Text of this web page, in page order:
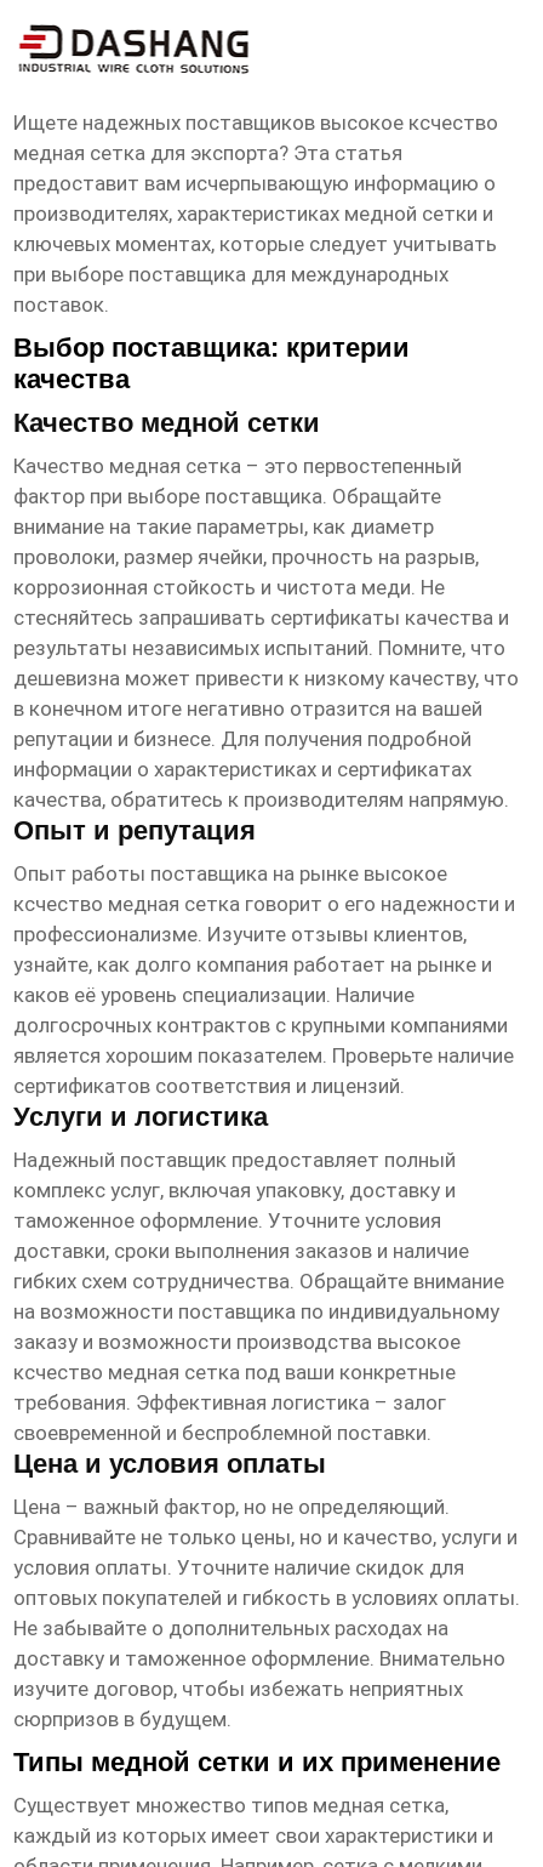
высокое ксчество медная сетка
экспортеры
Ищете надежных поставщиков высокое ксчество
медная сетка для экспорта? Эта статья
предоставит вам исчерпывающую информацию о
производителях, характеристиках медной сетки и
ключевых моментах, которые следует учитывать
при выборе поставщика для международных
поставок.
Выбор поставщика: критерии
качества
Качество медной сетки
Качество медная сетка – это первостепенный
фактор при выборе поставщика. Обращайте
внимание на такие параметры, как диаметр
проволоки, размер ячейки, прочность на разрыв,
коррозионная стойкость и чистота меди. Не
стесняйтесь запрашивать сертификаты качества и
результаты независимых испытаний. Помните, что
дешевизна может привести к низкому качеству, что
в конечном итоге негативно отразится на вашей
репутации и бизнесе. Для получения подробной
информации о характеристиках и сертификатах
качества, обратитесь к производителям напрямую.
Опыт и репутация
Опыт работы поставщика на рынке высокое
ксчество медная сетка говорит о его надежности и
профессионализме. Изучите отзывы клиентов,
узнайте, как долго компания работает на рынке и
каков её уровень специализации. Наличие
долгосрочных контрактов с крупными компаниями
является хорошим показателем. Проверьте наличие
сертификатов соответствия и лицензий.
Услуги и логистика
Надежный поставщик предоставляет полный
комплекс услуг, включая упаковку, доставку и
таможенное оформление. Уточните условия
доставки, сроки выполнения заказов и наличие
гибких схем сотрудничества. Обращайте внимание
на возможности поставщика по индивидуальному
заказу и возможности производства высокое
ксчество медная сетка под ваши конкретные
требования. Эффективная логистика – залог
своевременной и беспроблемной поставки.
Цена и условия оплаты
Цена – важный фактор, но не определяющий.
Сравнивайте не только цены, но и качество, услуги и
условия оплаты. Уточните наличие скидок для
оптовых покупателей и гибкость в условиях оплаты.
Не забывайте о дополнительных расходах на
доставку и таможенное оформление. Внимательно
изучите договор, чтобы избежать неприятных
сюрпризов в будущем.
Типы медной сетки и их применение
Существует множество типов медная сетка,
каждый из которых имеет свои характеристики и